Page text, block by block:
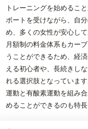
トレーニングを始めるこ
ポートを受けながら、自
め、多くの女性が安心し
月額制の料金体系もカー
うことができるため、経
える初心者や、長続きし
れる選択肢となっていま
運動と有酸素運動を組み
めることができるのも特長